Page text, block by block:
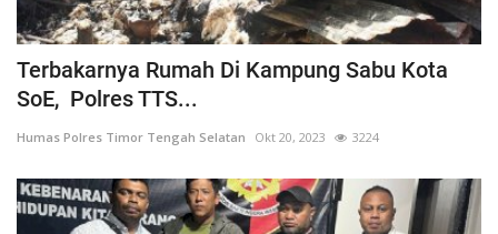
Terbakarnya Rumah Di Kampung Sabu Kota
SoE, Polres TTS...
Humas Polres Timor Tengah Selatan Okt 20, 2023 3224